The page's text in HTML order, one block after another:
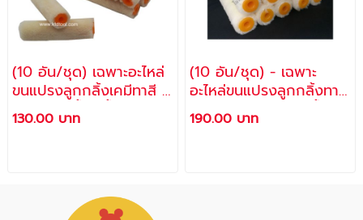
(10 อัน/ชุด) เฉพาะอะไหล่
ขนแปรงลูกกลิ้งเคมีทาสี 4
นิ้ว ใช้ทาสีน้ำ สีน้ำมัน
เป็นต้น / แปรงลูกกลิ้ง
130.00 บาท
(10 อัน/ชุด) - เฉพาะ
อะไหล่ขนแปรงลูกกลิ้งทาสี
4 นิ้ว รุ่นหนา ใช้ทาสีน้ำ สี
น้ำมัน กาว เคมี เป็นต้น /
190.00 บาท